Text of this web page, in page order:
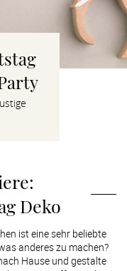
Deko
ist eine sehr beliebte
anderes zu machen?
Hause und gestalte